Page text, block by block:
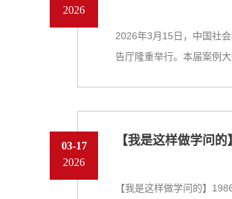
2026
2026年3月15日，中国社
告厅隆重举行。本届案例大
03-17
2026
【我是这样做学问
【我是这样做学问的】